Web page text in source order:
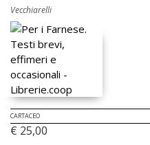
Vecchiarelli
CARTACEO
€ 25,00